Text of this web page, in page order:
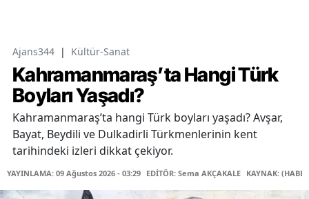
Ajans344 | Kültür-Sanat
Kahramanmaraş’ta Hangi Türk
Boyları Yaşadı?
Kahramanmaraş’ta hangi Türk boyları yaşadı? Avşar,
Bayat, Beydili ve Dulkadirli Türkmenlerinin kent
tarihindeki izleri dikkat çekiyor.
YAYINLAMA: 09 Ağustos 2026 - 03:29 EDİTÖR: Sema AKÇAKALE KAYNAK: